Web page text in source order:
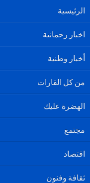
الرئيسية
اخبار رحمانية
أخبار وطنية
من كل القارات
الهضرة عليك
مجتمع
اقتصاد
ثقافة وفنون